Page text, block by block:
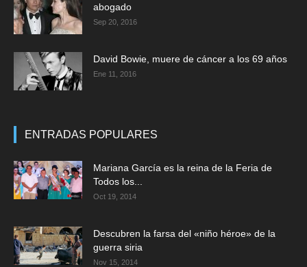
abogado
Sep 20, 2016
David Bowie, muere de cáncer a los 69 años
Ene 11, 2016
ENTRADAS POPULARES
Mariana García es la reina de la Feria de
Todos los...
Oct 19, 2014
Descubren la farsa del «niño héroe» de la
guerra siria
Nov 15, 2014